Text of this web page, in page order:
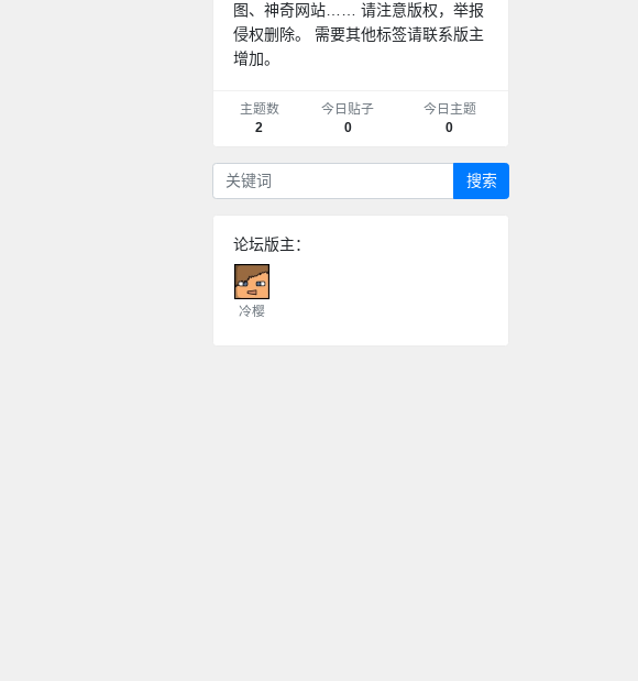
图、神奇网站…… 请注意版权，举报
侵权删除。 需要其他标签请联系版主
增加。
主题数
2
今日贴子
0
今日主题
0
搜索
论坛版主：
冷樱